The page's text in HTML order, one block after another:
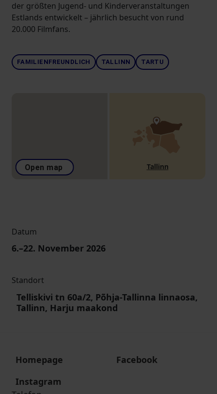
der größten Jugend- und Kinderveranstaltungen
Estlands entwickelt – jährlich besucht von rund
20.000 Filmfans.
FAMILIENFREUNDLICH TALLINN TARTU
Open map Tallinn
Datum
6.–22. November 2026
Standort
Telliskivi tn 60a/2, Põhja-Tallinna linnaosa,
Tallinn, Harju maakond
Homepage
Facebook
Instagram